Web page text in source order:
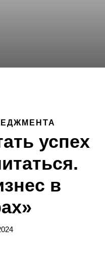
успех
в